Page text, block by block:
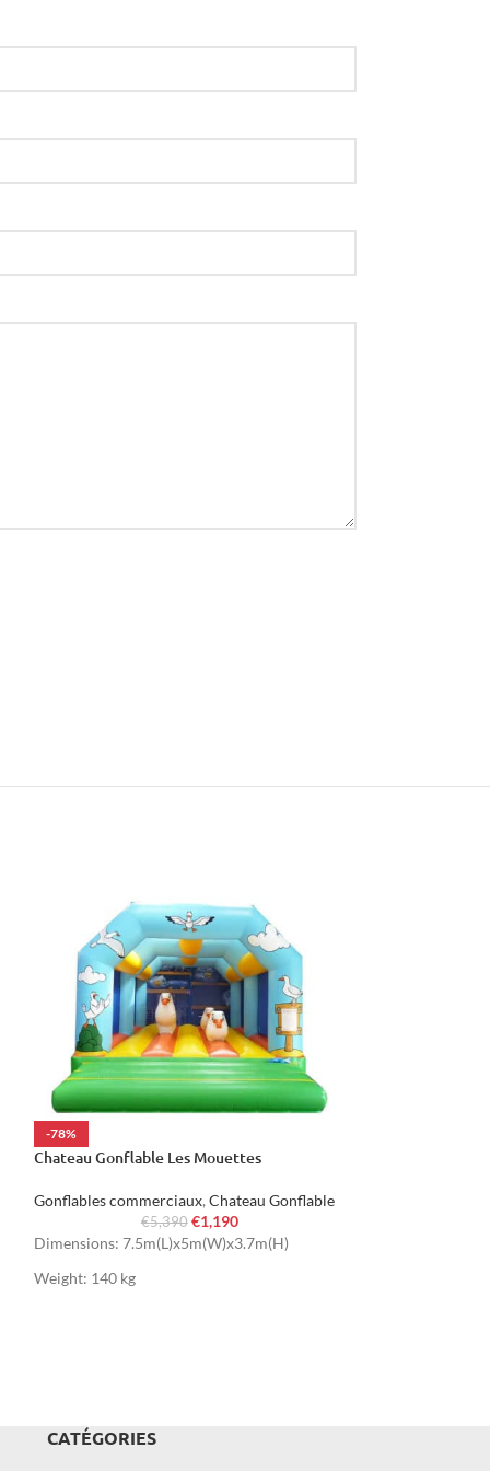
-78%
Chateau Gonflable Les Mouettes
Gonflables commerciaux, Chateau Gonflable
€5,390 €1,190
Dimensions: 7.5m(L)x5m(W)x3.7m(H)
Weight: 140 kg
CATÉGORIES